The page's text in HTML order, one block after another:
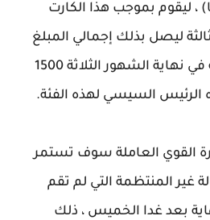
، ليقوم بموجب هذا الكارت
ليصل بذلك إجمالي المبلغ
الذي سوف يحصل عليه في نهاية الشهور الثلاثة 1500
الرئيس السيسي لهذه الفئة.
القوي العاملة سوف تستمر
غير المنتظمة التي لم تقم
بعد غدا الخميس ، ذلك